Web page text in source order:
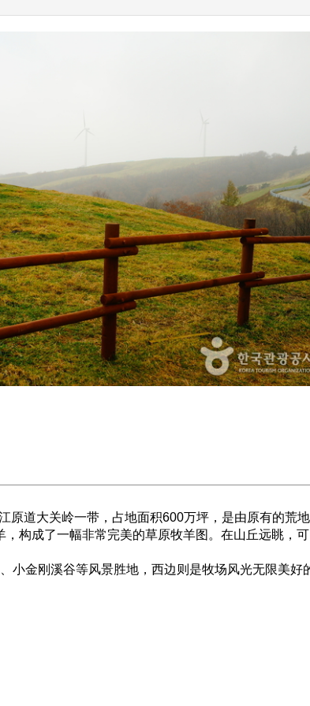
道大关岭一带，占地面积600万坪，是由原有的荒
构成了一幅非常完美的草原牧羊图。在山丘远眺，
金刚溪谷等风景胜地，西边则是牧场风光无限美好